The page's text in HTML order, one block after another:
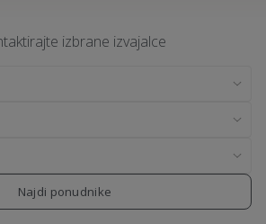
izbrane izvajalce
Najdi ponudnike